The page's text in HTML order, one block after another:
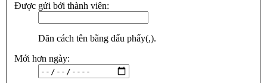
Được gửi bởi thành viên:
Dãn cách tên bằng dấu phẩy(,).
Mới hơn ngày: